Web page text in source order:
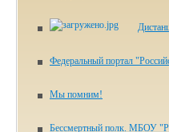
Федеральный портал
Мы помним!
Бессмертный полк. МБОУ